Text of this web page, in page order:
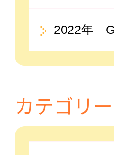
2022年
カテゴリー